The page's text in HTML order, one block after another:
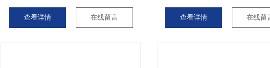
查看详情 在线留言 查看详情 在线留